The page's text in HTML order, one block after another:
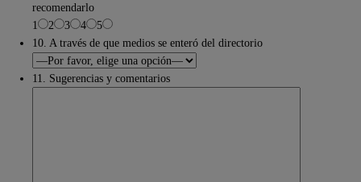
recomendarlo
1
2 3 4
5
10. A través de que medios se enteró del directorio
11. Sugerencias y comentarios